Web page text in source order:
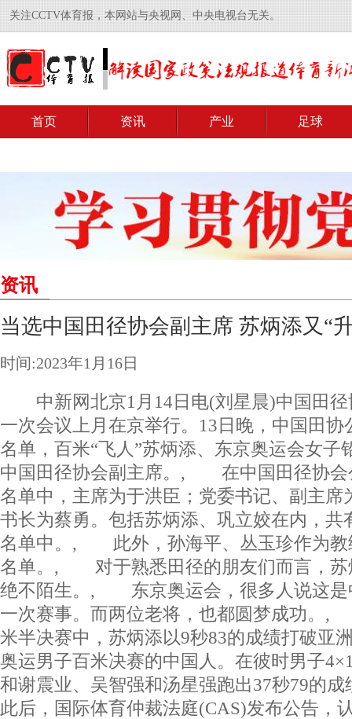
关注CCTV体育报，本网站与央视网、中央电视台无关。
首页 资讯 产业 足球
资讯
当选中国田径协会副主席 苏炳添又“
时间:2023年1月16日
中新网北京1月14日电(刘星晨)中国田径
一次会议上月在京举行。13日晚，中国田
名单，百米“飞人”苏炳添、东京奥运会女子
中国田径协会副主席。, 在中国田径协会
名单中，主席为于洪臣；党委书记、副主席
书长为蔡勇。包括苏炳添、巩立姣在内，共
名单中。, 此外，孙海平、丛玉珍作为教
名单。, 对于熟悉田径的朋友们而言，苏
绝不陌生。, 东京奥运会，很多人说这是
一次赛事。而两位老将，也都圆梦成功
米半决赛中，苏炳添以9秒83的成绩打破亚
奥运男子百米决赛的中国人。在彼时男子
和谢震业、吴智强和汤星强跑出37秒79
此后，国际体育仲裁法庭(CAS)发布公告，